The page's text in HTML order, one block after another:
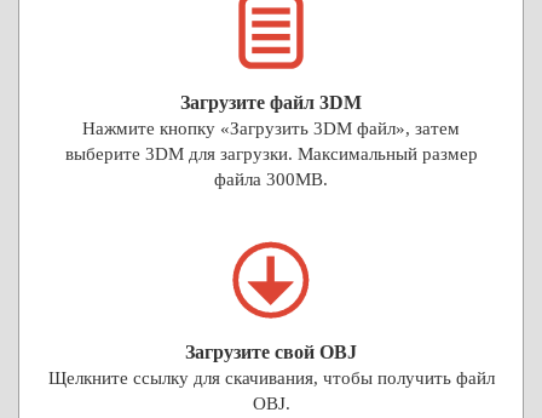
Загрузите файл 3DM
Нажмите кнопку «Загрузить 3DM файл», затем
выберите 3DM для загрузки. Максимальный размер
файла 300MB.
Загрузите свой OBJ
Щелкните ссылку для скачивания, чтобы получить файл
OBJ.